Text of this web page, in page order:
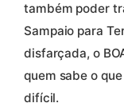
também poder
Sampaio para
disfarçada, o
quem sabe o
difícil.